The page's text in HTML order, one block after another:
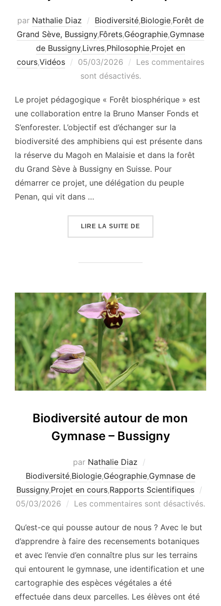
par Nathalie Diaz Biodiversité,Biologie,Forêt de
Grand Sève, Bussigny,Fôrets,Géographie,Gymnase
de Bussigny,Livres,Philosophie,Projet en
cours,Vidéos
Publié
le
05/03/2026
Les commentaires
sont désactivés.
Le projet pédagogique « Forêt biosphérique » est
une collaboration entre la Bruno Manser Fonds et
S’enforester. L’objectif est d’échanger sur la
biodiversité des amphibiens qui est présente dans
la réserve du Magoh en Malaisie et dans la forêt
du Grand Sève à Bussigny en Suisse. Pour
démarrer ce projet, une délégation du peuple
Penan, qui vit dans …
LIRE LA SUITE DE
Biodiversité autour de mon
Gymnase – Bussigny
par Nathalie Diaz
Biodiversité,Biologie,Géographie,Gymnase de
Bussigny,Projet en cours,Rapports Scientifiques
le
05/03/2026 Les commentaires sont désactivés.
Qu’est-ce qui pousse autour de nous ? Avec le but
d’apprendre à faire des recensements botaniques
et avec l’envie d’en connaître plus sur les terrains
qui entourent le gymnase, une identification et une
cartographie des espèces végétales a été
effectuée dans deux parcelles. Les élèves ont été